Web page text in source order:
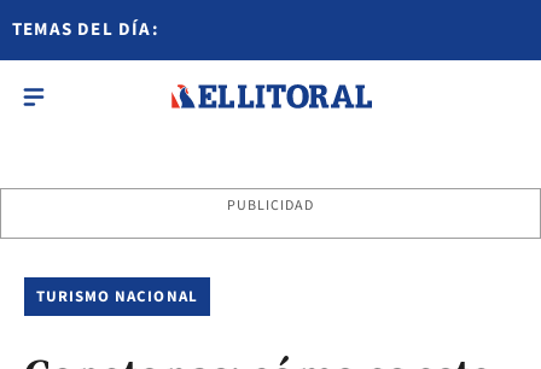
TEMAS DEL DÍA:
PUBLICIDAD
TURISMO NACIONAL